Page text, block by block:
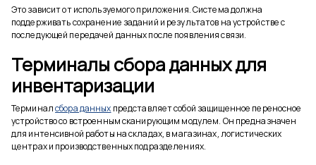
Это зависит от используемого приложения. Система должна
поддерживать сохранение заданий и результатов на устройстве с
последующей передачей данных после появления связи.
Терминалы сбора данных для
инвентаризации
Терминалсбора данных представляет собой защищенное переносное
устройство со встроенным сканирующим модулем. Он предназначен
для интенсивной работы на складах, в магазинах, логистических
центрах и производственных подразделениях.